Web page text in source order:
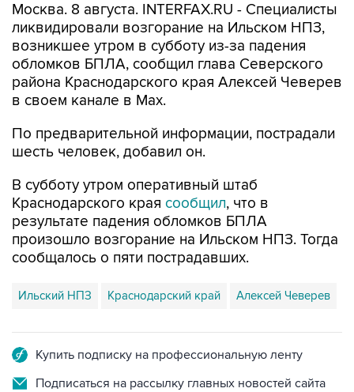
Москва. 8 августа. INTERFAX.RU - Специалисты
ликвидировали возгорание на Ильском НПЗ,
возникшее утром в субботу из-за падения
обломков БПЛА, сообщил глава Северского
района Краснодарского края Алексей Чеверев
в своем канале в Max.
По предварительной информации, пострадали
шесть человек, добавил он.
В субботу утром оперативный штаб
Краснодарского края сообщил, что в
результате падения обломков БПЛА
произошло возгорание на Ильском НПЗ. Тогда
сообщалось о пяти пострадавших.
Ильский НПЗ Краснодарский край Алексей Чеверев
Купить подписку на профессиональную ленту
Подписаться на рассылку главных новостей сайта